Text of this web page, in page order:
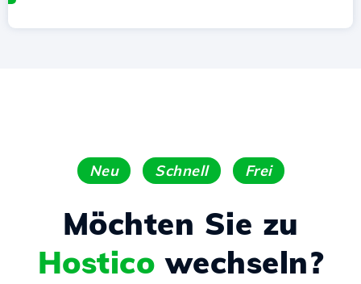
Neu Schnell Frei
Möchten Sie zu
Hostico wechseln?